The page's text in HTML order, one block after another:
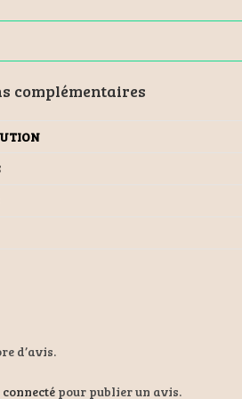
complémentaires
d’avis.
connecté pour publier un avis.